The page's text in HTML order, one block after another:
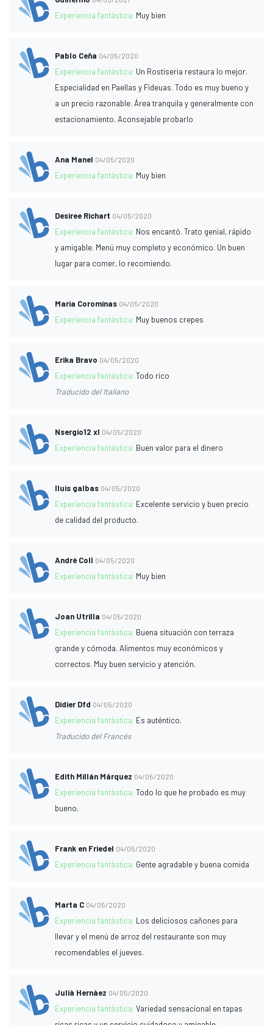
Experiencia fantástica: Muy bien
Pablo Ceña 04/05/2020
Experiencia fantástica: Un Rostiseria restaura lo mejor.
Especialidad en Paellas y Fideuas. Todo es muy bueno y
a un precio razonable. Área tranquila y generalmente con
estacionamiento. Aconsejable probarlo
Ana Manel 04/05/2020
Experiencia fantástica: Muy bien
Desiree Richart 04/05/2020
Experiencia fantástica: Nos encantó. Trato genial, rápido
y amigable. Menú muy completo y económico. Un buen
lugar para comer, lo recomiendo.
Maria Corominas 04/05/2020
Experiencia fantástica: Muy buenos crepes
Erika Bravo 04/05/2020
Experiencia fantástica:Todo rico
Traducido del Italiano
Nsergio12 xl 04/05/2020
Experiencia fantástica: Buen valor para el dinero
lluis galbas 04/05/2020
Experiencia fantástica: Excelente servicio y buen precio
de calidad del producto.
André Coll 04/05/2020
Experiencia fantástica: Muy bien
Joan Utrilla 04/05/2020
Experiencia fantástica: Buena situación con terraza
grande y cómoda. Alimentos muy económicos y
correctos. Muy buen servicio y atención.
Didier Dfd 04/05/2020
Experiencia fantástica: Es auténtico.
Traducido del Francés
Edith Millán Márquez 04/05/2020
Experiencia fantástica:Todo lo que he probado es muy
bueno.
Frank en Friedel 04/05/2020
Experiencia fantástica: Gente agradable y buena comida
Marta C 04/05/2020
Experiencia fantástica: Los deliciosos cañones para
llevar y el menú de arroz del restaurante son muy
recomendables el jueves.
Julià Hernàez 04/05/2020
Experiencia fantástica:Variedad sensacional en tapas